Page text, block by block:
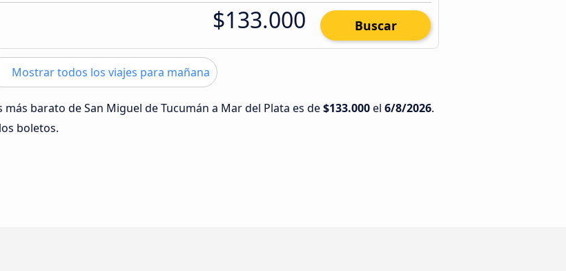
$133.000 Buscar
Mostrar todos los viajes para mañana
más barato de San Miguel de Tucumán a Mar del Plata es de$133.000el 6/8/2026.
boletos.